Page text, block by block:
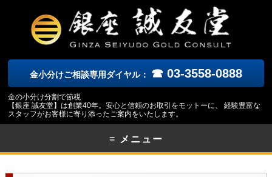
金小分けご相談専用ダイヤル： ☎ 03-3558-0888
金の小分け分割で節税
【銀座 誠友堂】は創業40年。安心と信頼のお取引をモットーに、 経験豊富な
スタッフがお客様に寄り添ったご案内をいたします。
≡ メニュー